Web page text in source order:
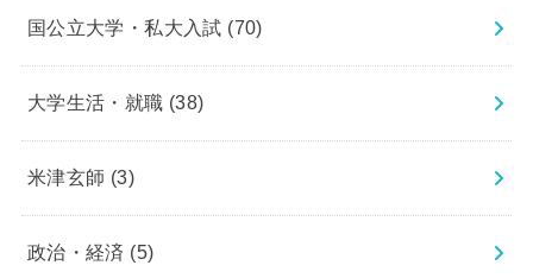
国公立大学・私大入試 (70)
大学生活・就職 (38)
米津玄師 (3)
政治・経済 (5)